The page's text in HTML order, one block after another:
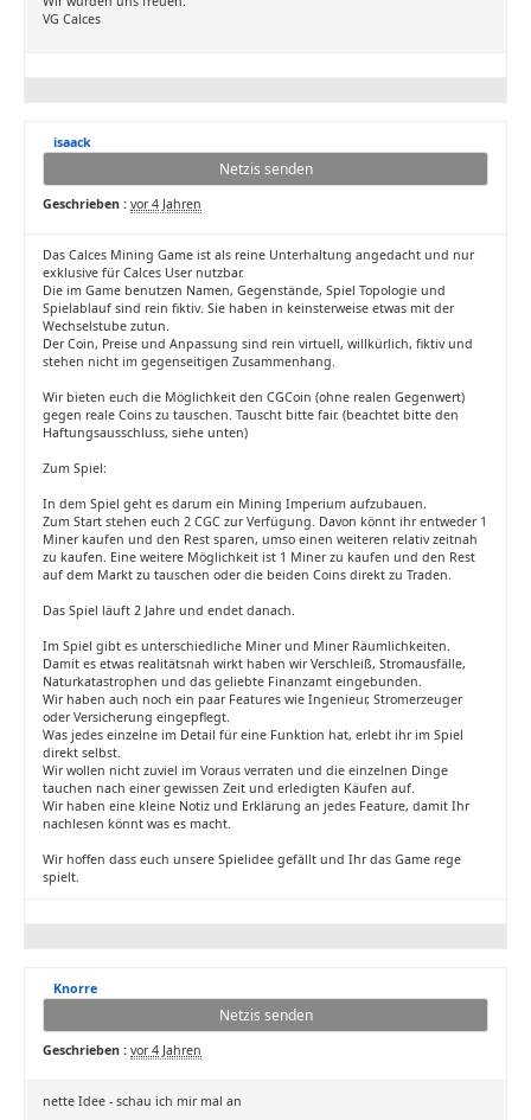
VG Calces
isaack
Netzis senden
Geschrieben : vor 4 Jahren
Das Calces Mining Game ist als reine Unterhaltung angedacht und nur
exklusive für Calces User nutzbar.
Die im Game benutzen Namen, Gegenstände, Spiel Topologie und
Spielablauf sind rein fiktiv. Sie haben in keinsterweise etwas mit der
Wechselstube zutun.
Der Coin, Preise und Anpassung sind rein virtuell, willkürlich, fiktiv und
stehen nicht im gegenseitigen Zusammenhang.
Wir bieten euch die Möglichkeit den CGCoin (ohne realen Gegenwert)
gegen reale Coins zu tauschen. Tauscht bitte fair. (beachtet bitte den
Haftungsausschluss, siehe unten)
Zum Spiel:
In dem Spiel geht es darum ein Mining Imperium aufzubauen.
Zum Start stehen euch 2 CGC zur Verfügung. Davon könnt ihr entweder 1
Miner kaufen und den Rest sparen, umso einen weiteren relativ zeitnah
zu kaufen. Eine weitere Möglichkeit ist 1 Miner zu kaufen und den Rest
auf dem Markt zu tauschen oder die beiden Coins direkt zu Traden.
Das Spiel läuft 2 Jahre und endet danach.
Im Spiel gibt es unterschiedliche Miner und Miner Räumlichkeiten.
Damit es etwas realitätsnah wirkt haben wir Verschleiß, Stromausfälle,
Naturkatastrophen und das geliebte Finanzamt eingebunden.
Wir haben auch noch ein paar Features wie Ingenieur, Stromerzeuger
oder Versicherung eingepflegt.
Was jedes einzelne im Detail für eine Funktion hat, erlebt ihr im Spiel
direkt selbst.
Wir wollen nicht zuviel im Voraus verraten und die einzelnen Dinge
tauchen nach einer gewissen Zeit und erledigten Käufen auf.
Wir haben eine kleine Notiz und Erklärung an jedes Feature, damit Ihr
nachlesen könnt was es macht.
Wir hoffen dass euch unsere Spielidee gefällt und Ihr das Game rege
spielt.
Knorre
Netzis senden
Geschrieben : vor 4 Jahren
nette Idee - schau ich mir mal an